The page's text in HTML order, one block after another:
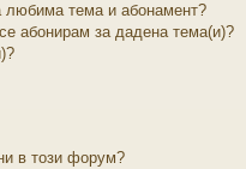
любима тема и абонамент?
абонирам за дадена тема(и)?
в този форум?